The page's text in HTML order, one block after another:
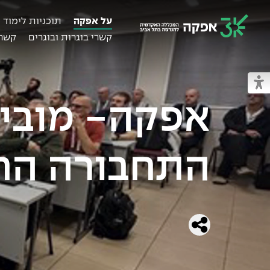
מעבר למצב נגיש
על אפקה תוכניות לימוד
קשרי בוגרות ובוגרים
אפקה-
התחבורה